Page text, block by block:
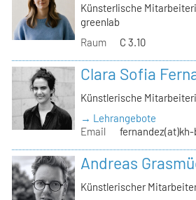
Künsterlische
greenlab
Raum
C 3.10
Clara Sofia
Künstlerische
→ Lehrangebote
Email
Andreas
Künstlerischer